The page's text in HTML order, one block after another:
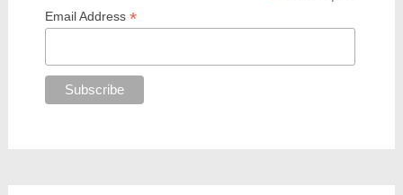
Email Address*